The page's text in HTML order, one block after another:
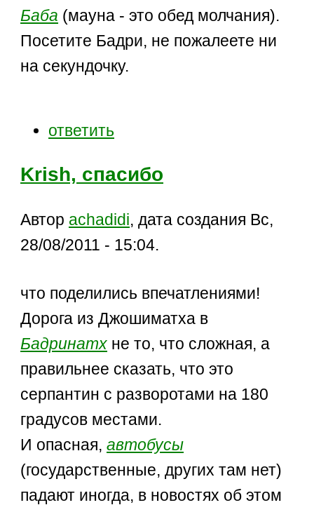
Баба (мауна - это обед молчания).
Посетите Бадри, не пожалеете ни
на секундочку.
ответить
Krish, спасибо
Автор achadidi, дата создания Вс,
28/08/2011 - 15:04.
что поделились впечатлениями!
Дорога из Джошиматха в
Бадринатх не то, что сложная, а
правильнее сказать, что это
серпантин с разворотами на 180
градусов местами.
И опасная,автобусы
(государственные, других там нет)
падают иногда, в новостях об этом